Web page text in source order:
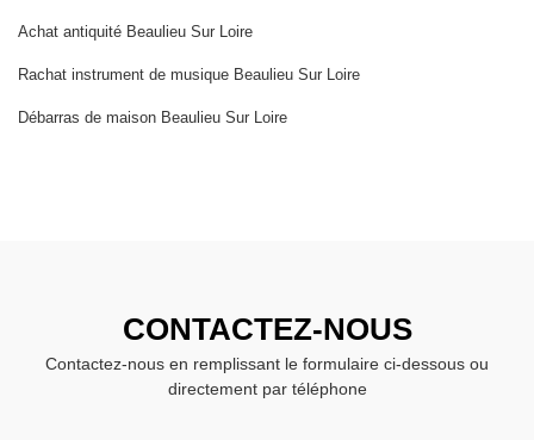
Achat antiquité Beaulieu Sur Loire
Rachat instrument de musique Beaulieu Sur Loire
Débarras de maison Beaulieu Sur Loire
CONTACTEZ-NOUS
Contactez-nous en remplissant le formulaire ci-dessous ou
directement par téléphone